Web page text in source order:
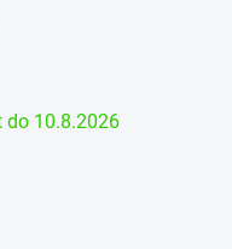
10.8.2026